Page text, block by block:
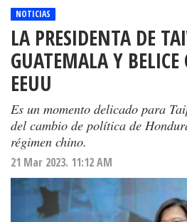
NOTICIAS
LA PRESIDENTA DE
GUATEMALA Y BELICE
EEUU
Es un momento delicado para
del cambio de política de
régimen chino.
21 Mar 2023. 11:12 AM